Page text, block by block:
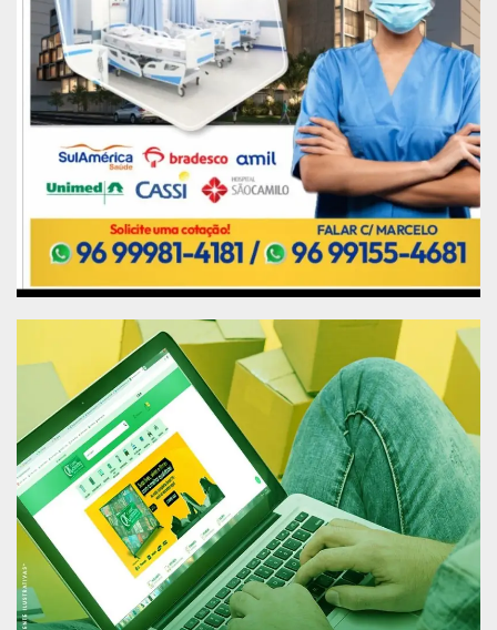
Tabela com distribuição
dos casos por UF na região
Norte
ID UF/REGIÃO
N
NORTE 1.222 (7,7%)
1 AC 54